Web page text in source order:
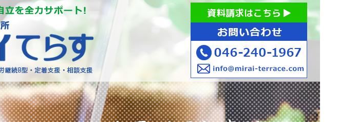
障がいをお持ちの方への就労支援 ミライてらす大和｜就労移行｜就
資料請求はこちら
お子様の